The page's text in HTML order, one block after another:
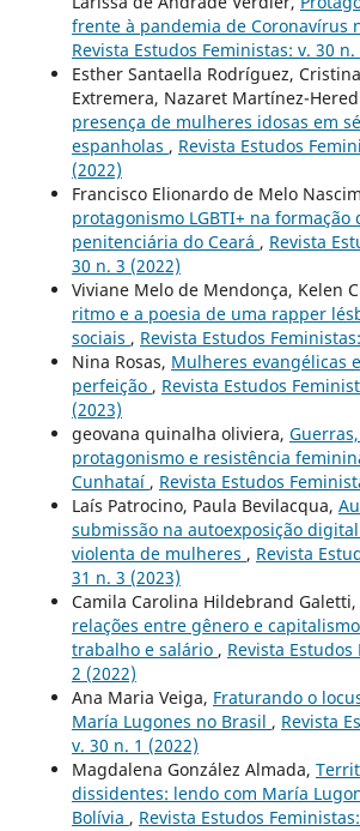
frente à pandemia de Coronavírus
Revista Estudos Feministas: v. 30 n.
Esther Santaella Rodríguez,
Extremera, Nazaret Martínez-
presença de mulheres idosas em
espanholas , Revista Estudos
(2022)
Francisco Elionardo de Melo
protagonismo LGBTI+ na formação
penitenciária do Ceará , Revista
30 n. 3 (2022)
Viviane Melo de Mendonça, Kelen
ritmo e a poesia de uma rapper
sociais , Revista Estudos
Nina Rosas, Mulheres evangélicas
perfeição , Revista Estudos
(2023)
geovana quinalha oliviera,
protagonismo e resistência
Cunhataí , Revista Estudos
Laís Patrocino, Paula Bevilacqua,
submissão na autoexposição
violenta de mulheres , Revista
31 n. 3 (2023)
Camila Carolina Hildebrand Galetti,
relações entre gênero e
trabalho e salário , Revista
2 (2022)
Ana Maria Veiga, Fraturando o
María Lugones no Brasil , Revista
v. 30 n. 1 (2022)
Magdalena González Almada,
dissidentes: lendo com María
Bolívia , Revista Estudos